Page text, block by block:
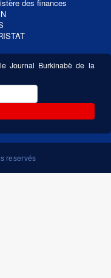
des finances
Journal Burkinabè de la
reservés